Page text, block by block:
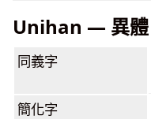
Unihan — 異體
同義字
簡化字